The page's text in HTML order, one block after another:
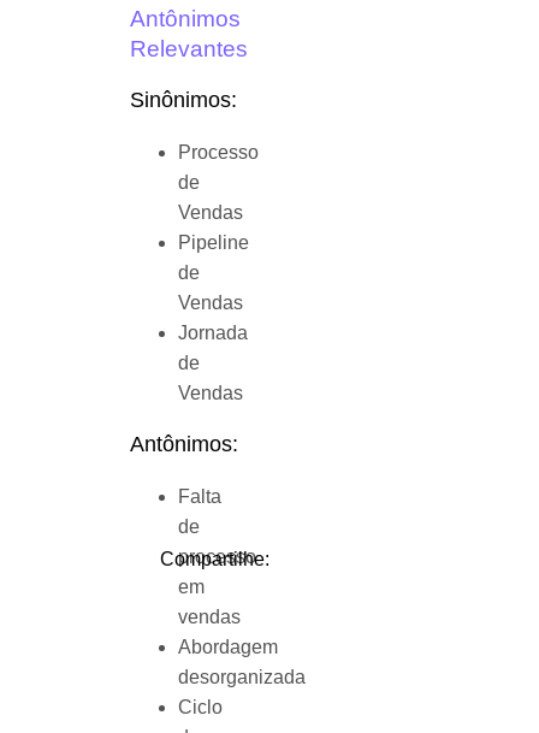
Antônimos
Relevantes
Sinônimos:
Processo
de
Vendas
Pipeline
de
Vendas
Jornada
de
Vendas
Antônimos:
Falta
de
processo
em
vendas
Abordagem
desorganizada
Ciclo
Compartilhe: